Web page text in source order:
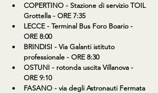
COPERTINO - Stazione di servizio TOIL
Grottella - ORE 7:35
LECCE - Terminal Bus Foro Boario -
ORE 8:00
BRINDISI - Via Galanti istituto
professionale - ORE 8:30
OSTUNI - rotonda uscita Villanova -
ORE 9:10
FASANO - via degli Astronauti Fermata